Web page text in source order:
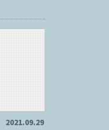
2021.09.29